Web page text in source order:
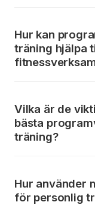
Hur kan
träning hjälpa
Vilka är de
bästa
träning?
Hur använder
för personlig